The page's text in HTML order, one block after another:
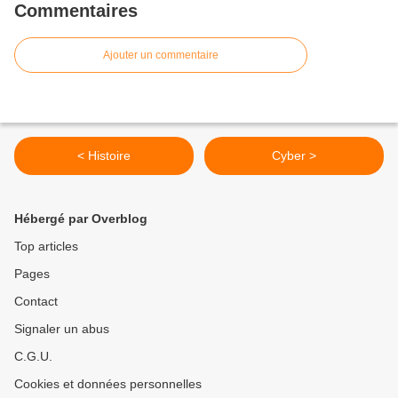
Commentaires
Ajouter un commentaire
< Histoire Cyber >
Hébergé par Overblog
Top articles
Pages
Contact
Signaler un abus
C.G.U.
Cookies et données personnelles